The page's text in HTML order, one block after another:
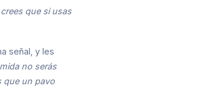
crees que si usas
señal, y les
no serás
que un pavo